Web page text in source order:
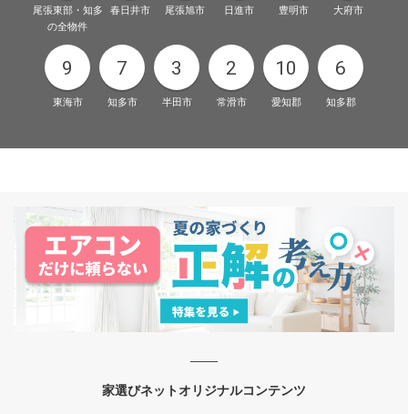
尾張東部・知多
の全物件
春日井市 尾張旭市 日進市 豊明市 大府市
9
東海市
7
知多市
3
半田市
2
常滑市
10
愛知郡
6
知多郡
家選びネットオリジナルコンテンツ